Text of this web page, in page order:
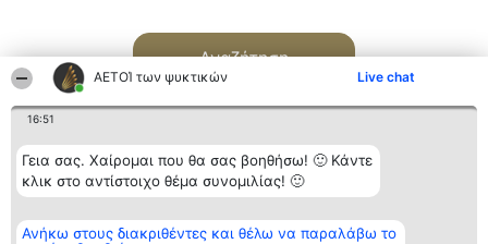
ΑΕΤΟΊ των ψυκτικών Live chat
16:51
Γεια σας. Χαίρομαι που θα σας βοηθήσω! 🙂 Κάντε
κλικ στο αντίστοιχο θέμα συνομιλίας! 🙂
Ανήκω στους διακριθέντες και θέλω να παραλάβω το
Αναζήτηση
Διοργανωτής της
κατάταξης
Κατάταξη
Διακριθέντες
Επικοινωνία
Επικοινωνία